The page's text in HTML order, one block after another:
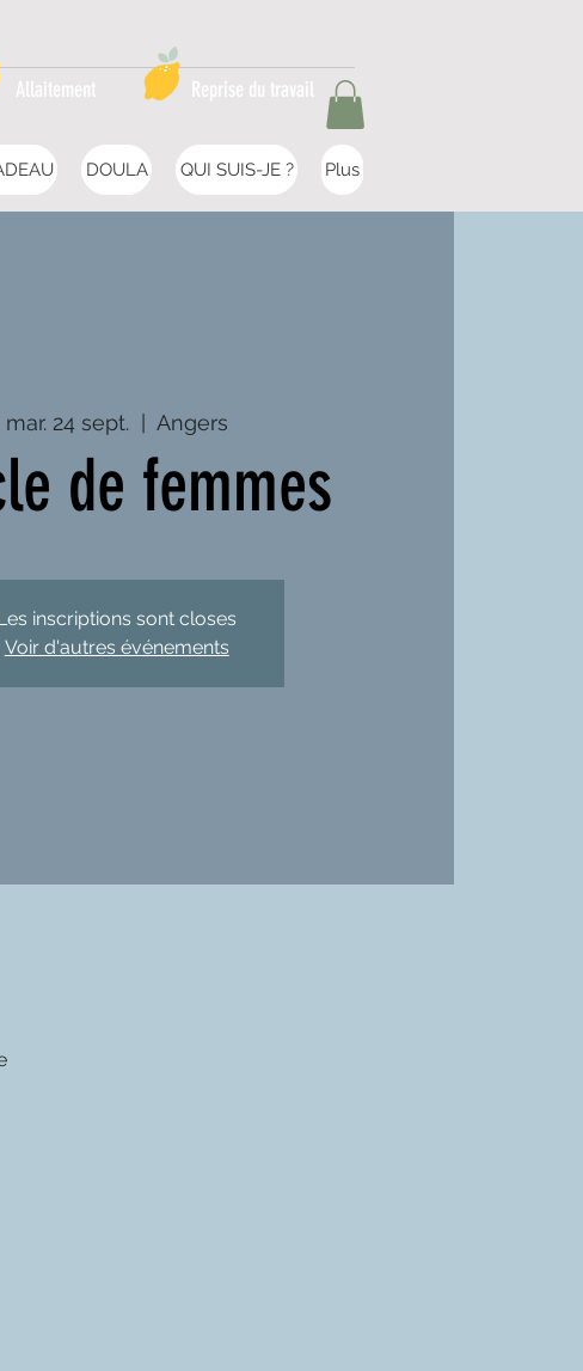
Reprise du travail
Allaitement
DOULA QUI SUIS-JE ? Plus
mar. 24 sept.
  |
Angers
de femmes
inscriptions sont closes
Voir d'autres événements